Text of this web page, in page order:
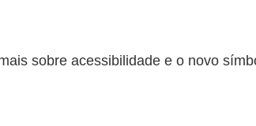
sobre acessibilidade e o novo